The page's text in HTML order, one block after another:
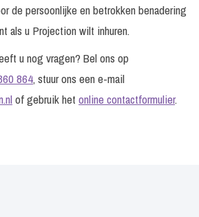
de persoonlijke en betrokken benadering
als u Projection wilt inhuren.
u nog vragen? Bel ons op
864, stuur ons een e-mail
of gebruik het online contactformulier.